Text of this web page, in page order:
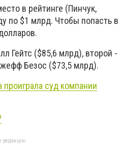
в рейтинге (Пинчук,
по $1 млрд. Чтобы попасть в
Гейтс ($85,6 млрд), второй -
Безос ($73,5 млрд).
суд компании
редакцію